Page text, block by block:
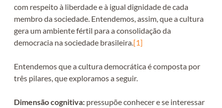
com respeito à liberdade e à igual dignidade de cada
membro da sociedade. Entendemos, assim, que a cultura
gera um ambiente fértil para a consolidação da
democracia na sociedade brasileira. [1]
Entendemos que a cultura democrática é composta por
três pilares, que exploramos a seguir.
Dimensão cognitiva: pressupõe conhecer e se interessar